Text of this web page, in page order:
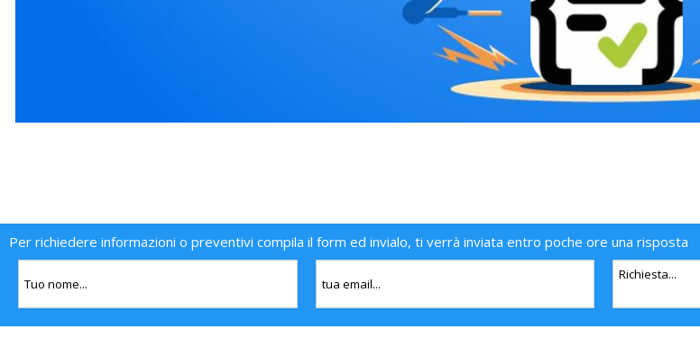
Per richiedere informazioni o preventivi compila il form ed invialo, ti verrà inviata entro poche ore una risposta